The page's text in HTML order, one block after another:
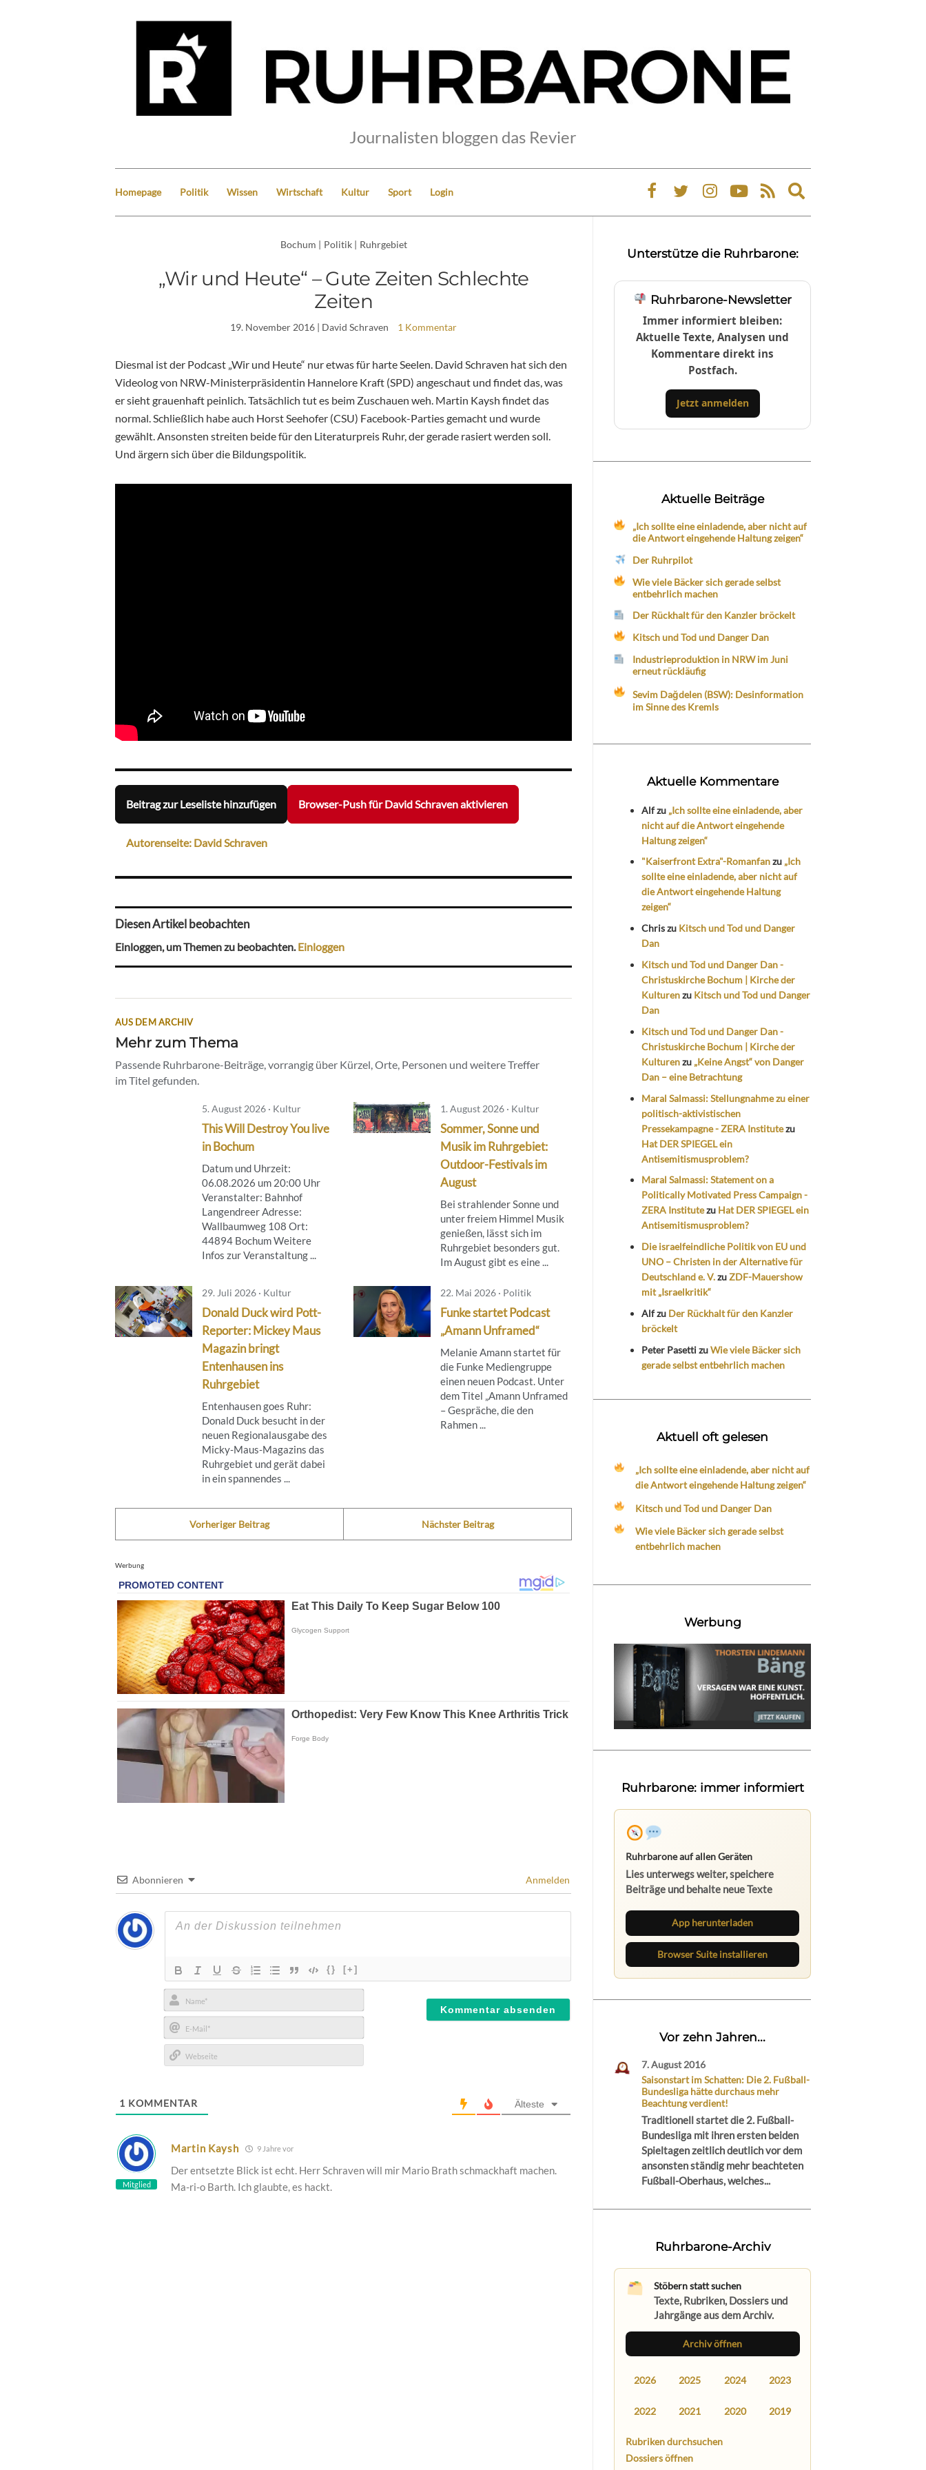
Journalisten bloggen das Revier
Homepage Politik Wissen Wirtschaft Kultur Sport Login
Expand
search
Bochum | Politik | Ruhrgebiet
„Wir und Heute“ – Gute Zeiten Schlechte
Zeiten
19. November 2016 | David Schraven 1 Kommentar
Diesmal ist der Podcast „Wir und Heute“ nur etwas für harte Seelen. David Schraven hat sich den
Videolog von NRW-Ministerpräsidentin Hannelore Kraft (SPD) angeschaut und findet das, was
er sieht grauenhaft peinlich. Tatsächlich tut es beim Zuschauen weh. Martin Kaysh findet das
normal. Schließlich habe auch Horst Seehofer (CSU) Facebook-Parties gemacht und wurde
gewählt. Ansonsten streiten beide für den Literaturpreis Ruhr, der gerade rasiert werden soll.
Und ärgern sich über die Bildungspolitik.
Beitrag zur Leseliste hinzufügen Browser-Push für David Schraven aktivieren
Autorenseite: David Schraven
Diesen Artikel beobachten
Einloggen, um Themen zu beobachten.Einloggen
AUS DEM ARCHIV
Mehr zum Thema
Passende Ruhrbarone-Beiträge, vorrangig über Kürzel, Orte, Personen und weitere Treffer
im Titel gefunden.
5. August 2026 · Kultur
This Will Destroy You live
in Bochum
Datum und Uhrzeit:
06.08.2026 um 20:00 Uhr
Veranstalter: Bahnhof
Langendreer Adresse:
Wallbaumweg 108 Ort:
44894 Bochum Weitere
Infos zur Veranstaltung ...
1. August 2026 · Kultur
Sommer, Sonne und
Musik im Ruhrgebiet:
Outdoor-Festivals im
August
Bei strahlender Sonne und
unter freiem Himmel Musik
genießen, lässt sich im
Ruhrgebiet besonders gut.
Im August gibt es eine ...
29. Juli 2026 · Kultur
Donald Duck wird Pott-
Reporter: Mickey Maus
Magazin bringt
Entenhausen ins
Ruhrgebiet
Entenhausen goes Ruhr:
Donald Duck besucht in der
neuen Regionalausgabe des
Micky‑Maus‑Magazins das
Ruhrgebiet und gerät dabei
in ein spannendes ...
22. Mai 2026 · Politik
Funke startet Podcast
„Amann Unframed“
Melanie Amann startet für
die Funke Mediengruppe
einen neuen Podcast. Unter
dem Titel „Amann Unframed
– Gespräche, die den
Rahmen ...
Vorheriger Beitrag Nächster Beitrag
Werbung
Abonnieren Anmelden
{} [+]
Name*
E-
Mail*
1 KOMMENTAR Älteste
Mitglied
Martin Kaysh 9 Jahre vor
Der entsetzte Blick ist echt. Herr Schraven will mir Mario Brath schmackhaft machen.
Ma-ri-o Barth. Ich glaubte, es hackt.
Unterstütze die Ruhrbarone:
Ruhrbarone-Newsletter
Immer informiert bleiben:
Aktuelle Texte, Analysen und
Kommentare direkt ins
Postfach.
Jetzt anmelden
Aktuelle Beiträge
„Ich sollte eine einladende, aber nicht auf
die Antwort eingehende Haltung zeigen“
Der Ruhrpilot
Wie viele Bäcker sich gerade selbst
entbehrlich machen
Der Rückhalt für den Kanzler bröckelt
Kitsch und Tod und Danger Dan
Industrieproduktion in NRW im Juni
erneut rückläufig
Sevim Dağdelen (BSW): Desinformation
im Sinne des Kremls
Aktuelle Kommentare
Alfzu „Ich sollte eine einladende, aber
nicht auf die Antwort eingehende
Haltung zeigen“
"Kaiserfront Extra"-Romanfanzu „Ich
sollte eine einladende, aber nicht auf
die Antwort eingehende Haltung
zeigen“
Chriszu Kitsch und Tod und Danger
Dan
Kitsch und Tod und Danger Dan -
Christuskirche Bochum | Kirche der
Kulturenzu Kitsch und Tod und Danger
Dan
Kitsch und Tod und Danger Dan -
Christuskirche Bochum | Kirche der
Kulturenzu „Keine Angst“ von Danger
Dan – eine Betrachtung
Maral Salmassi: Stellungnahme zu einer
politisch-aktivistischen
Pressekampagne - ZERA Institutezu
Hat DER SPIEGEL ein
Antisemitismusproblem?
Maral Salmassi: Statement on a
Politically Motivated Press Campaign -
ZERA Institutezu Hat DER SPIEGEL ein
Antisemitismusproblem?
Die israelfeindliche Politik von EU und
UNO – Christen in der Alternative für
Deutschland e. V.zuZDF-Mauershow
mit „Israelkritik“
Alfzu Der Rückhalt für den Kanzler
bröckelt
Peter PasettizuWie viele Bäcker sich
gerade selbst entbehrlich machen
Aktuell oft gelesen
„Ich sollte eine einladende, aber nicht auf
die Antwort eingehende Haltung zeigen“
Kitsch und Tod und Danger Dan
Wie viele Bäcker sich gerade selbst
entbehrlich machen
Werbung
Ruhrbarone: immer informiert
Ruhrbarone auf allen Geräten
Lies unterwegs weiter, speichere
Beiträge und behalte neue Texte
App herunterladen
Browser Suite installieren
Vor zehn Jahren...
7. August 2016
Saisonstart im Schatten: Die 2. Fußball-
Bundesliga hätte durchaus mehr
Beachtung verdient!
Traditionell startet die 2. Fußball-
Bundesliga mit ihren ersten beiden
Spieltagen zeitlich deutlich vor dem
ansonsten ständig mehr beachteten
Fußball-Oberhaus, welches...
Ruhrbarone-Archiv
Stöbern statt suchen
Texte, Rubriken, Dossiers und
Jahrgänge aus dem Archiv.
Archiv öffnen
2026 2025 2024 2023
2022 2021 2020 2019
Rubriken durchsuchen
Dossiers öffnen